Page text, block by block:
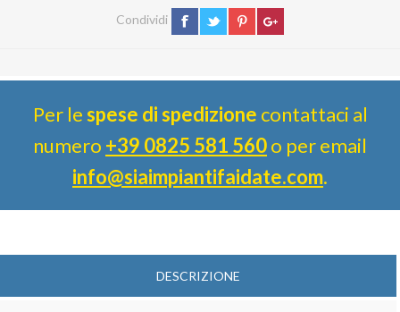
Condividi
Per lespese di spedizione contattaci al
numero +39 0825 581 560o per email
info@siaimpiantifaidate.com.
DESCRIZIONE